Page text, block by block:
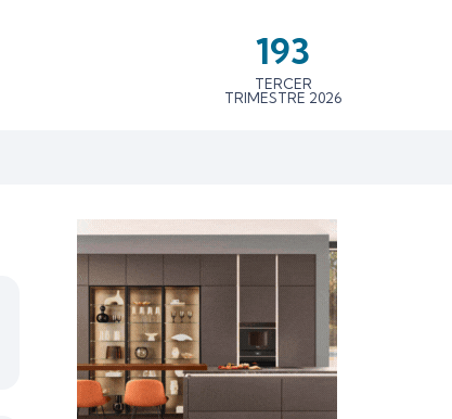
193
TERCER
TRIMESTRE 2026